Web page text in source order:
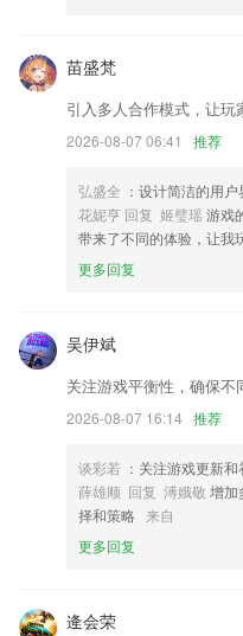
品质坚守，名家名作畅快读！
修改隐私动态申请，优化功能
优化预订流程细节，修复bug
拍照取字文字识别速度，效率大
车辆整备后首次订单增加评价
以上就是尊龙app人生就是博的
苗盛梵
引入多人合作模式，让
2026-08-07 06:41 推荐
弘盛全 ：设计简洁的用
花妮亨 回复 姬璧瑶游戏
带来了不同的体验，让我
更多回复
吴伊斌
关注游戏平衡性，确保不
2026-08-07 16:14 推荐
谈彩若 ：关注游戏更新
薛雄顺 回复 溥娥敬 增加
择和策略 来自
更多回复
逄会荣